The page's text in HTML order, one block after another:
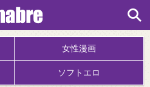
女性漫画
ソフトエロ